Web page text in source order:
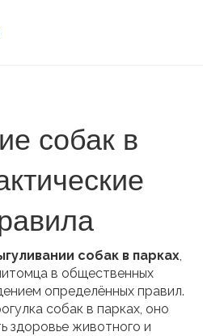
собак в
собак в парках,
в общественных
определённых правил.
собак в парках, оно
здоровье животного и